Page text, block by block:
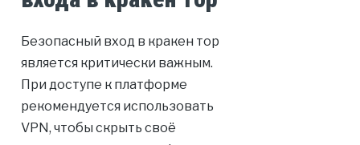
Безопасный вход в кракен тор
является критически важным.
При доступе к платформе
рекомендуется использовать
VPN, чтобы скрыть своё